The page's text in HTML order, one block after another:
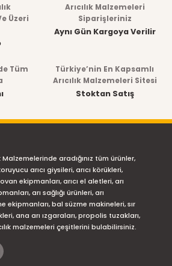
Üzeri
Arıcılık Malzemeleri
Siparişleriniz
Aynı Gün Kargoya Verilir
Tüm
Türkiye’nin En Kapsamlı
Arıcılık Malzemeleri Sitesi
Stoktan Satış
Malzemelerinde aradığınız tüm ürünler,
arıcı giysileri, arıcı körükleri,
ekipmanları, arıcı el aletleri, arı
arı sağlığı ürünleri, arı
ekipmanları, bal süzme makineleri, sır
ana arı ızgaraları, propolis tuzakları,
malzemeleri çeşitlerini bulabilirsiniz.